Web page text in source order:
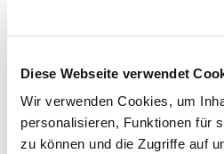
Diese Webseite verwendet
Wir verwenden Cookies, um
personalisieren, Funktionen für
zu können und die Zugriffe auf
*Aktuelle Hinweise zur
hier*
Spendenkonto
Impressum